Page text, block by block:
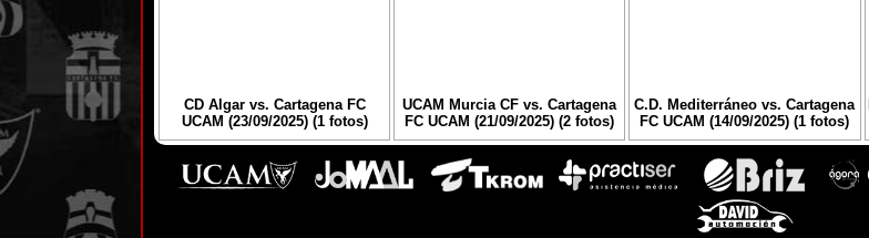
CD Algar vs. Cartagena FC
UCAM (23/09/2025) (1 fotos)
UCAM Murcia CF vs. Cartagena
FC UCAM (21/09/2025) (2 fotos)
C.D. Mediterráneo vs. Cartagena
FC UCAM (14/09/2025) (1 fotos)